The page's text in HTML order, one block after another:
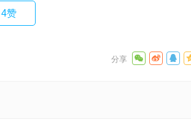
4赞